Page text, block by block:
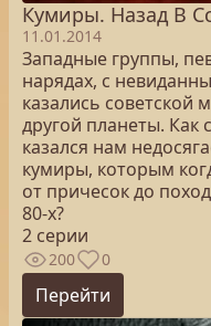
Кумиры. Назад В
11.01.2014
Западные группы,
нарядах, с
казались
другой планеты. Как
казался нам
кумиры, которым
от причесок до
80-х?
2 серии
200 0
Перейти